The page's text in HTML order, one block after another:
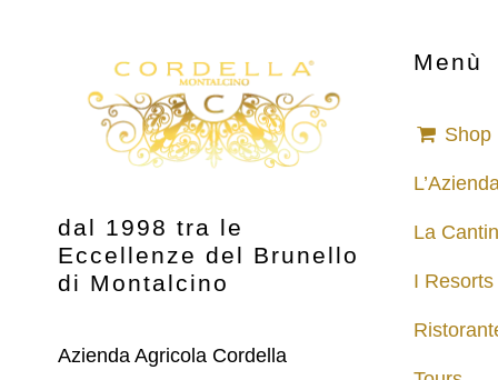
dal 1998 tra le
Eccellenze del Brunello
di Montalcino
Azienda Agricola Cordella
Menù
Shop
La
I Resorts